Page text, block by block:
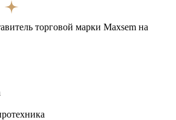
торговой марки Maxsem на